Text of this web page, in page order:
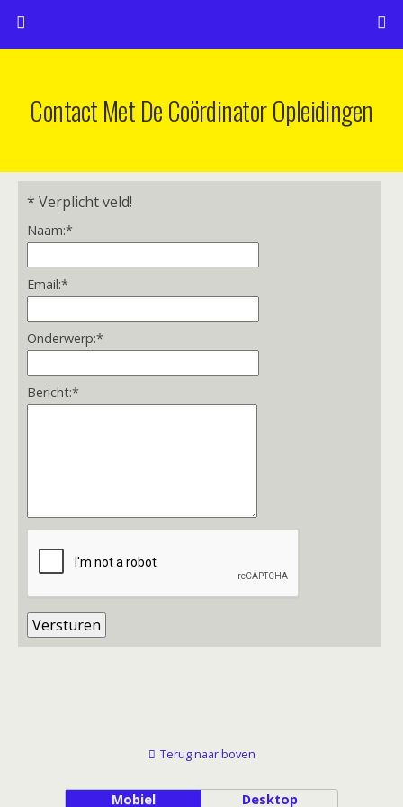
Contact Met De Coördinator Opleidingen
* Verplicht veld!
Naam:*
Email:*
Onderwerp:*
Bericht:*
Terug naar boven
Mobiel Desktop